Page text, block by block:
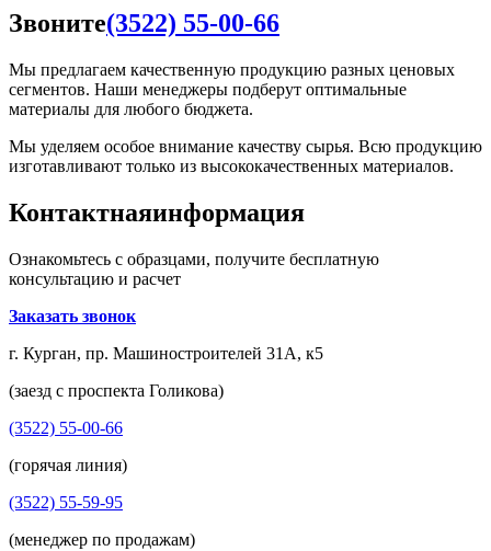
Звоните(3522) 55-00-66
Мы предлагаем качественную продукцию разных ценовых
сегментов. Наши менеджеры подберут оптимальные
материалы для любого бюджета.
Мы уделяем особое внимание качеству сырья. Всю продукцию
изготавливают только из высококачественных материалов.
Контактнаяинформация
Ознакомьтесь с образцами, получите бесплатную
консультацию и расчет
Заказать звонок
г. Курган, пр. Машиностроителей 31А, к5
(заезд с проспекта Голикова)
(3522) 55-00-66
(горячая линия)
(3522) 55-59-95
(менеджер по продажам)